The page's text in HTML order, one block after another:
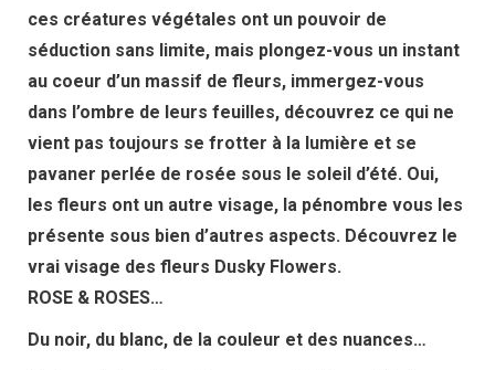
Contact
ces créatures végétales ont un pouvoir de
séduction sans limite, mais plongez-vous un instant
au coeur d’un massif de fleurs, immergez-vous
dans l’ombre de leurs feuilles, découvrez ce qui ne
vient pas toujours se frotter à la lumière et se
pavaner perlée de rosée sous le soleil d’été. Oui,
les fleurs ont un autre visage, la pénombre vous les
présente sous bien d’autres aspects. Découvrez le
vrai visage des fleurs Dusky Flowers.
ROSE & ROSES…
Du noir, du blanc, de la couleur et des nuances…